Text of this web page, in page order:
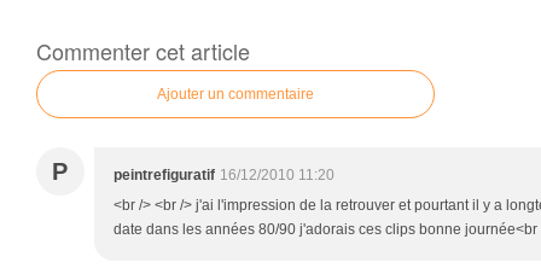
Commenter cet article
Ajouter un commentaire
P peintrefiguratif 16/12/2010 11:20
<br /> <br /> j'ai l'impression de la retrouver et pourtant il y a
date dans les années 80/90 j'adorais ces clips bonne journée<br